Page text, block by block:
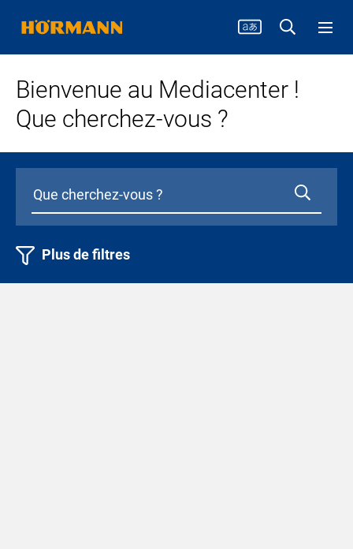
Bienvenue au Mediacenter !
Que cherchez-vous ?
Plus de filtres